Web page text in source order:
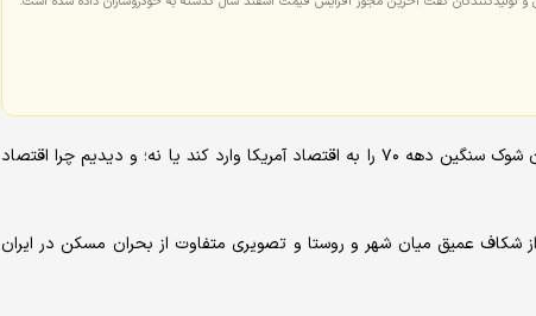
همچنین بررسی کردیم که آیا نفت ۱۰۰ دلاری امروز می‌تواند همان شوک سنگین دهه ۷۰ را به اقتصاد آمریکا وارد کند یا نه؛ و دیدیم چرا اقتصاد
شکاف عمیق میان شهر و روستا و تصویری متفاوت از بحران مسکن در ایران